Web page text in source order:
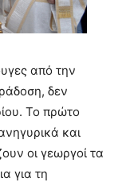
από την
δεν
Το πρώτο
και
οι γεωργοί τα
για τη